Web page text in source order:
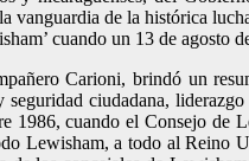
vanguardia de la histórica
cuando un 13 de agosto
Carioni, brindó un
ciudadana,
1986, cuando el Consejo
Lewisham, a todo al Reino